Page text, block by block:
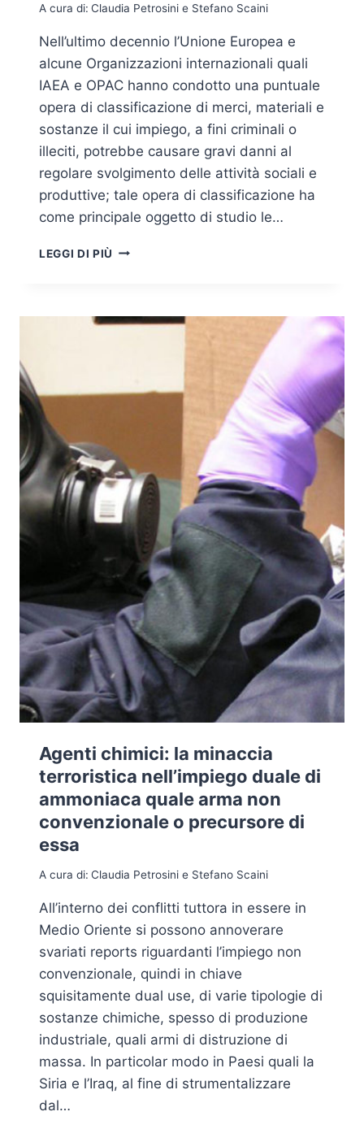
A cura di: Claudia Petrosini e Stefano Scaini
Nell’ultimo decennio l’Unione Europea e
alcune Organizzazioni internazionali quali
IAEA e OPAC hanno condotto una puntuale
opera di classificazione di merci, materiali e
sostanze il cui impiego, a fini criminali o
illeciti, potrebbe causare gravi danni al
regolare svolgimento delle attività sociali e
produttive; tale opera di classificazione ha
come principale oggetto di studio le…
LEGGI DI PIÙ
ESEMPIO
DI
SECURITY
Agenti chimici: la minaccia
terroristica nell’impiego duale di
ammoniaca quale arma non
convenzionale o precursore di
essa
A cura di: Claudia Petrosini e Stefano Scaini
All’interno dei conflitti tuttora in essere in
Medio Oriente si possono annoverare
svariati reports riguardanti l’impiego non
convenzionale, quindi in chiave
squisitamente dual use, di varie tipologie di
sostanze chimiche, spesso di produzione
industriale, quali armi di distruzione di
massa. In particolar modo in Paesi quali la
Siria e l’Iraq, al fine di strumentalizzare
dal…